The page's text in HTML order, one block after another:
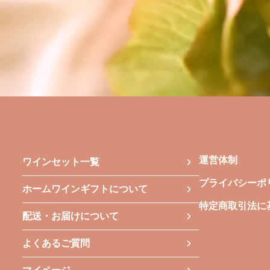
ワインセット一覧
ホームワインギフトについて
配送・お届けについて
よくあるご質問
運営体制
プライバシーポ
特定商取引法に